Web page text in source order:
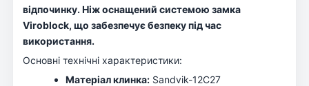
відпочинку. Ніж оснащений системою замка
Viroblock, що забезпечує безпеку під час
використання.
Основні технічні характеристики:
Матеріал клинка: Sandvik-12C27